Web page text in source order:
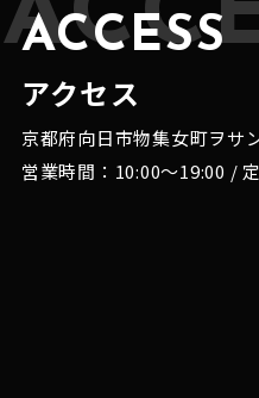
ACCESS
アクセス
京都府向日市物集女町ヲサ
営業時間：10:00～19:00 /